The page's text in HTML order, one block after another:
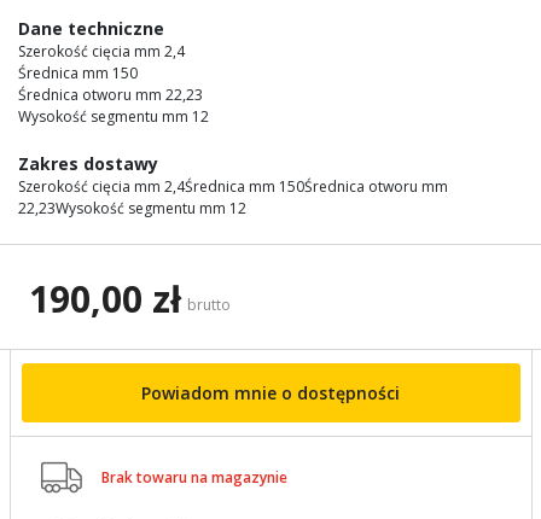
Dane techniczne
Szerokość cięcia mm 2,4
Średnica mm 150
Średnica otworu mm 22,23
Wysokość segmentu mm 12
Zakres dostawy
Szerokość cięcia mm 2,4Średnica mm 150Średnica otworu mm
22,23Wysokość segmentu mm 12
190,00 zł brutto
Powiadom mnie o dostępności
 Brak towaru na magazynie